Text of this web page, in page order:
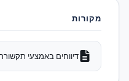
מקורות
דיווחים באמצעי